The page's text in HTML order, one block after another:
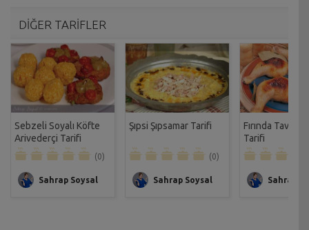
DİĞER TARİFLER
Sebzeli Soyalı Köfte
Arivederçi Tarifi
(0)
Sahrap Soysal
Şıpsi Şıpsamar Tarifi
(0)
Sahrap Soysal
Fırında Tavuk
Tarifi
Sahrap